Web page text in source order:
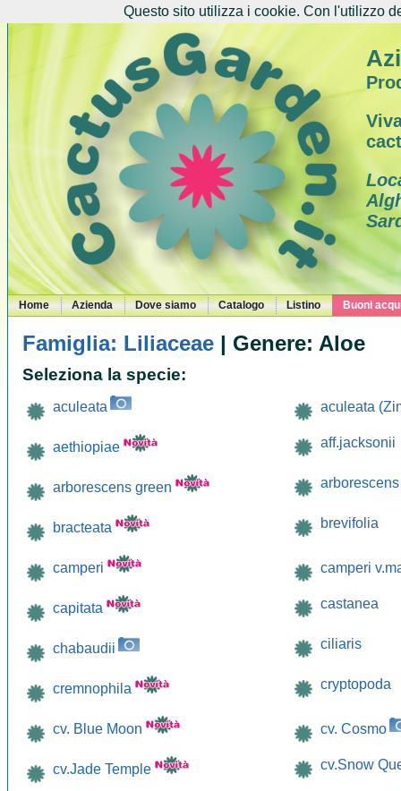
Home Azienda Dove siamo Catalogo Listino Buoni
Famiglia: Liliaceae | Genere: Aloe
Seleziona la specie:
aculeata aculeata
aethiopiae aff.jacksonii
arborescens green
bracteata brevifolia
camperi camperi
capitata castanea
chabaudii ciliaris
cremnophila cryptopoda
cv. Blue Moon cv. Cosmo
cv.Jade Temple cv.Snow
Questo sito utilizza i cookie. Con l'utilizzo